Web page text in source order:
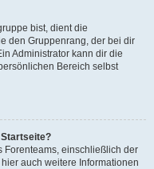
bist, dient die
den Gruppenrang, der bei dir
Administrator kann dir die
Bereich selbst
Startseite?
Forenteams, einschließlich der
auch weitere Informationen